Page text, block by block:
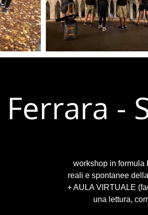
Ferrara -
workshop in formula
reali e spontanee
+ AULA VIRTUALE
una lettura,